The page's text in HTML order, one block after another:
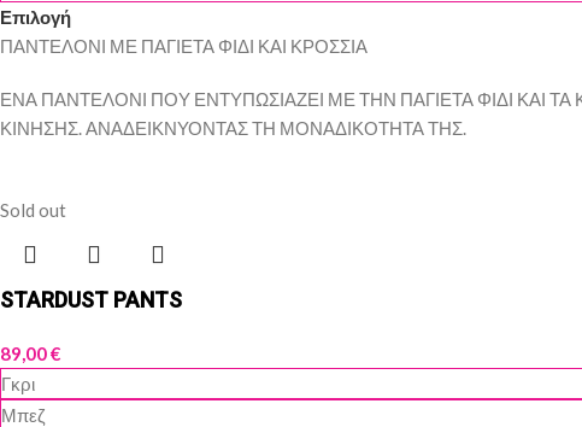
Επιλογή
ΠΑΝΤΕΛΟΝΙ ΜΕ ΠΑΓΙΕΤΑ ΦΙΔΙ ΚΑΙ ΚΡΟΣΣΙΑ
ΕΝΑ ΠΑΝΤΕΛΟΝΙ ΠΟΥ ΕΝΤΥΠΩΣΙΑΖΕΙ ΜΕ ΤΗΝ ΠΑΓΙΕΤΑ ΦΙΔΙ ΚΑΙ ΤΑ
ΚΙΝΗΣΗΣ. ΑΝΑΔΕΙΚΝΥΟΝΤΑΣ ΤΗ ΜΟΝΑΔΙΚΟΤΗΤΑ ΤΗΣ.
Sold out
STARDUST PANTS
89,00€
Γκρι
Μπεζ